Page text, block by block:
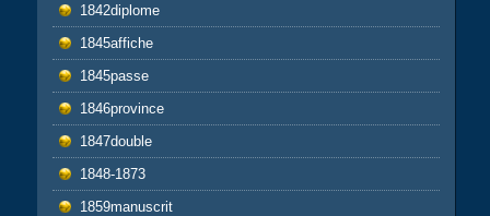
1842diplome
1845affiche
1845passe
1846province
1847double
1848-1873
1859manuscrit